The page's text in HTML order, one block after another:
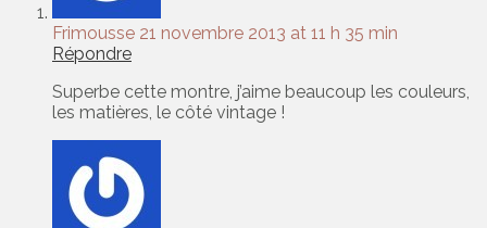
Frimousse 21 novembre 2013 at 11 h 35 min
Répondre
Superbe cette montre, j’aime beaucoup les couleurs,
les matières, le côté vintage !